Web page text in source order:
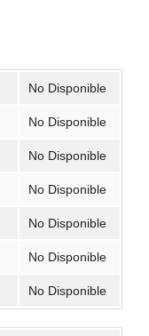
No Disponible
No Disponible
No Disponible
No Disponible
No Disponible
No Disponible
No Disponible